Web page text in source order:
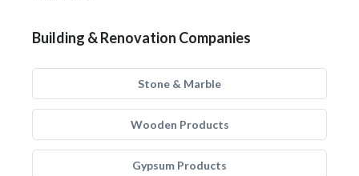
Building & Renovation Companies
Stone & Marble
Wooden Products
Gypsum Products